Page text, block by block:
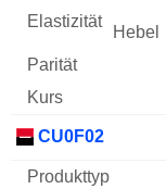
CU0F02